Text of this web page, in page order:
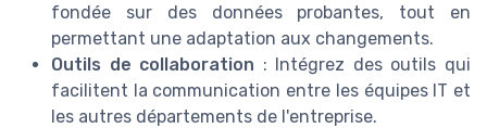
fondée sur des données probantes, tout en
permettant une adaptation aux changements.
Outils de collaboration : Intégrez des outils qui
facilitent la communication entre les équipes IT et
les autres départements de l'entreprise.